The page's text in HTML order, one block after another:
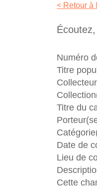
< Retour à
Numéro
Titre
Titre du
Date de
Lieu de
Cette